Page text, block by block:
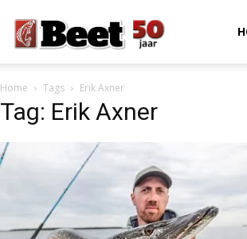
Home Tags Erik Axner
Tag: Erik Axner